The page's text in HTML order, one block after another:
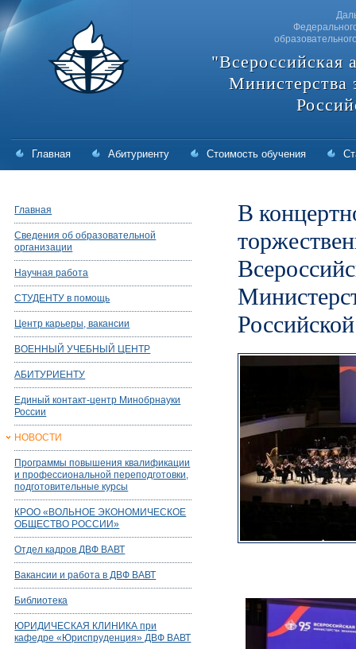
"Всероссийская
Министерства
Главная Абитуриенту Стоимость обучения
Главная
Сведения об образовательной
организации
Научная работа
СТУДЕНТУ в помощь
Центр карьеры, вакансии
ВОЕННЫЙ УЧЕБНЫЙ ЦЕНТР
АБИТУРИЕНТУ
Единый контакт-центр Минобрнауки
России
НОВОСТИ
Программы повышения квалификации
и профессиональной переподготовки,
подготовительные курсы
КРОО «ВОЛЬНОЕ ЭКОНОМИЧЕСКОЕ
ОБЩЕСТВО РОССИИ»
Отдел кадров ДВФ ВАВТ
Вакансии и работа в ДВФ ВАВТ
Библиотека
ЮРИДИЧЕСКАЯ КЛИНИКА при
кафедре «Юриспруденция» ДВФ ВАВТ
В